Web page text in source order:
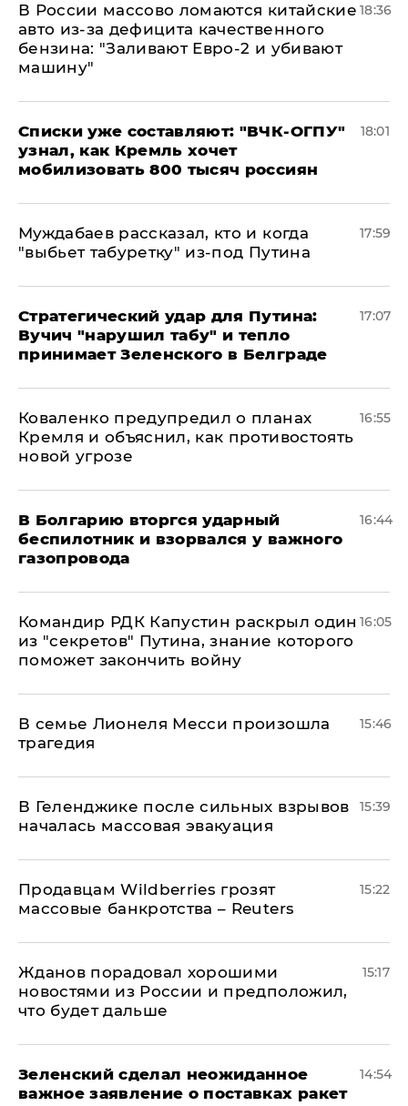
В России массово ломаются китайские
авто из-за дефицита качественного
бензина: "Заливают Евро-2 и убивают
машину"
18:36
Списки уже составляют: "ВЧК-ОГПУ"
узнал, как Кремль хочет
мобилизовать 800 тысяч россиян
18:01
Муждабаев рассказал, кто и когда
"выбьет табуретку" из-под Путина
17:59
Стратегический удар для Путина:
Вучич "нарушил табу" и тепло
принимает Зеленского в Белграде
17:07
Коваленко предупредил о планах
Кремля и объяснил, как противостоять
новой угрозе
16:55
В Болгарию вторгся ударный
беспилотник и взорвался у важного
газопровода
16:44
Командир РДК Капустин раскрыл один
из "секретов" Путина, знание которого
поможет закончить войну
16:05
В семье Лионеля Месси произошла
трагедия
15:46
В Геленджике после сильных взрывов
началась массовая эвакуация
15:39
Продавцам Wildberries грозят
массовые банкротства – Reuters
15:22
Жданов порадовал хорошими
новостями из России и предположил,
что будет дальше
15:17
Зеленский сделал неожиданное
важное заявление о поставках ракет
14:54